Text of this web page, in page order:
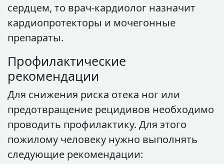
сердцем, то врач-кардиолог назначит
кардиопротекторы и мочегонные
препараты.
Профилактические
рекомендации
Для снижения риска отека ног или
предотвращение рецидивов необходимо
проводить профилактику. Для этого
пожилому человеку нужно выполнять
следующие рекомендации: